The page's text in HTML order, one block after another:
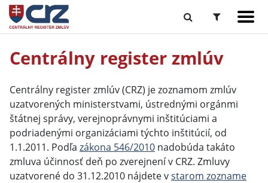
Centrálny register zmlúv
Centrálny register zmlúv (CRZ) je zoznamom zmlúv
uzatvorených ministerstvami, ústrednými orgánmi
štátnej správy, verejnoprávnymi inštitúciami a
podriadenými organizáciami týchto inštitúcií, od
1.1.2011. Podľa zákona 546/2010 nadobúda takáto
zmluva účinnosť deň po zverejnení v CRZ. Zmluvy
uzatvorené do 31.12.2010 nájdete vstarom zozname